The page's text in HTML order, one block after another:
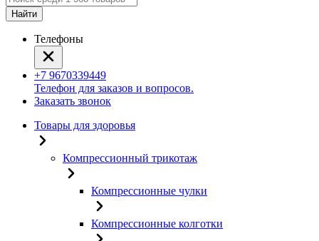
Найти
Телефоны
+7 9670339449
Телефон для заказов и вопросов.
Заказать звонок
Товары для здоровья
Компрессионный трикотаж
Компрессионные чулки
Компрессионные колготки